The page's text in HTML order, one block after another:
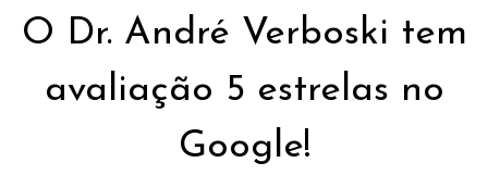
O Dr. André Verboski tem
avaliação 5 estrelas no
Google!